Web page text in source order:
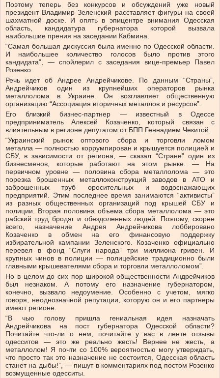
Поэтому теперь без конкурсов и обсуждений уже новый
президент Владимир Зеленский расставляет фигуры на своей
шахматной доске. И опять в эпицентре внимания Одесская
область, кандидатура губернатора которой вызвала
наибольшие прения на заседании Кабмина.
“Самая большая дискуссия была именно по Одесской области.
И наибольшее количество голосов было против этого
кандидата”, — спойлерил с заседания вице-премьер Павел
Розенко.
Речь идет об Андрее Андрейчикове. По данным “Страны”,
Андрейчиков один из крупнейших операторов рынка
металлолома в Украине. Он возглавляет общественную
организацию “Ассоциация вторичных металлов и ресурсов”.
Его близкий бизнес-партнер — известный в Одессе
предприниматель Алексей Козаченко, который связан с
влиятельным в регионе депутатом от БПП Геннадием Чекитой.
“Украинский рынок оптового сбора и торговли ломом
металла — полностью коррумпирован и крышуется полицией и
СБУ, в зависимости от региона, — сказал “Стране” один из
бизнесменов, которые работают на этом рынке. — На
первичном уровне — половина сбора металлолома — это
порезка брошенных металлоконструкций заводов в АТО и
заброшенных труб оросительных и водоснажающих
предприятий. Этим последнее время занимаются “активисты”
из разных общественных организаций под крышей СБУ и
полиции. Вторая половина объема сбора металлолома — это
рабский труд бродяг и обездоленных людей. Поэтому, скорее
всего, назначение Андрея Андрейчикова лоббировано
Козаченко в обмен на его финансовую поддержку
избирательной кампании Зеленского. Козаченко официально
перевел в фонд “Слуги народа” три миллиона гривен. И
крупных чинов в полиции — полицейские традиционно были
главными крышевателями сбора и торговли металлоломом”.
Но в целом до сих пор широкой общественности Андрейчиков
был незнаком. А потому его назначение губернатором,
конечно, вызвало недоумение. Особенно с учетом, мягко
говоря, неоднозначной репутации, которую он и его партнеры
имеют регионе.
“В чью голову пришла гениальная идея назначать
Андрейчикова на пост губернатора Одесской области?
Почитайте что-ли о нем, почитайте у вас в ленте отзывы
одесситов — это же реально жесть! Вернее не жесть, а
металлолом! Я почти со 100% вероятностью могу утверждать,
что просто так это назначение не состоится, Одесская область
станет на дыбы!”, — пишут в комментариях под постом Розенко
возмущенные одесситы.